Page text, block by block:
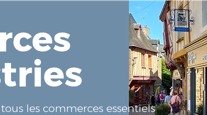
les commerces essentiels